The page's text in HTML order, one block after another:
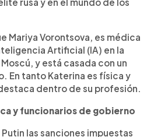
Mariya Vorontsova, es médica
Artificial (IA) en la
y está casada con un
En tanto Katerina es física y
dentro de su profesión.
y funcionarios de gobierno
las sanciones impuestas